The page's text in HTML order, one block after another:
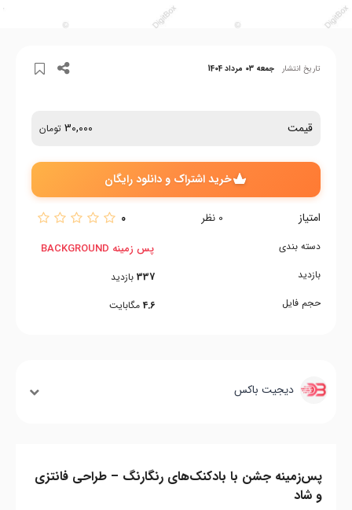
تاریخ انتشار جمعه 03 مرداد 1404
قیمت 30,000 تومان
خرید اشتراک و دانلود رایگان
امتیاز 0 نظر 0
دسته بندی
بازدید
حجم فایل
پس زمینه BACKGROUND
337 بازدید
4.6 مگابایت
دیجیت باکس
پس‌زمینه جشن با بادکنک‌های رنگارنگ – طراحی فانتزی
و شاد